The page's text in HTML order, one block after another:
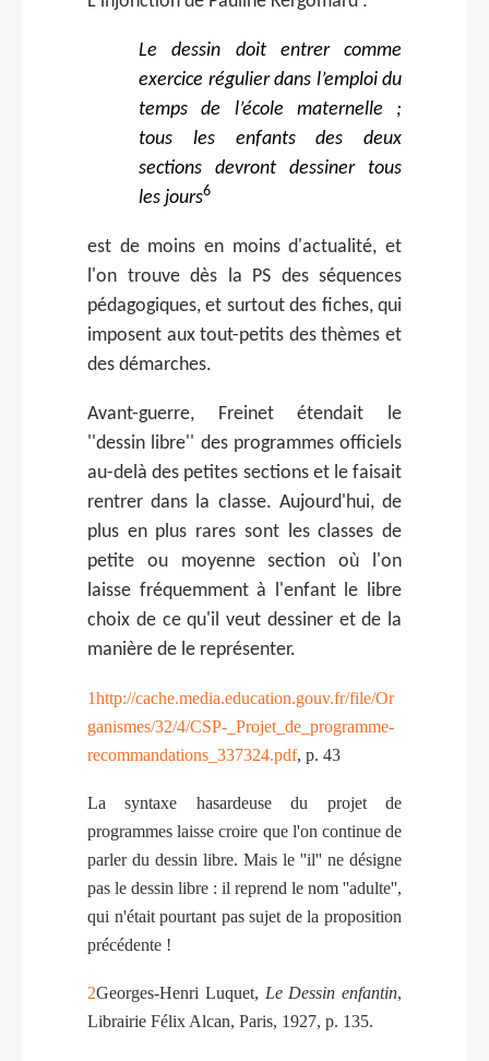
Le dessin doit entrer comme
exercice régulier dans l’emploi du
temps de l’école maternelle ;
tous les enfants des deux
sections devront dessiner tous
les jours6
est de moins en moins d'actualité, et
l'on trouve dès la PS des séquences
pédagogiques, et surtout des fiches, qui
imposent aux tout-petits des thèmes et
des démarches.
Avant-guerre, Freinet étendait le
''dessin libre'' des programmes officiels
au-delà des petites sections et le faisait
rentrer dans la classe. Aujourd'hui, de
plus en plus rares sont les classes de
petite ou moyenne section où l'on
laisse fréquemment à l'enfant le libre
choix de ce qu'il veut dessiner et de la
manière de le représenter.
1http://cache.media.education.gouv.fr/file/Or
ganismes/32/4/CSP-_Projet_de_programme-
recommandations_337324.pdf, p. 43
La syntaxe hasardeuse du projet de
programmes laisse croire que l'on continue de
parler du dessin libre. Mais le ''il'' ne désigne
pas le dessin libre : il reprend le nom ''adulte'',
qui n'était pourtant pas sujet de la proposition
précédente !
2Georges-Henri Luquet, Le Dessin enfantin,
Librairie Félix Alcan, Paris, 1927, p. 135.